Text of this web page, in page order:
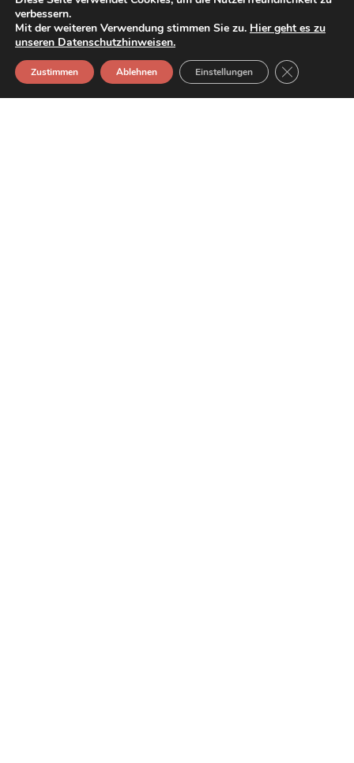
Bestellung
verbessern.
Mit der weiteren Verwendung stimmen Sie zu. Hier geht es zu
unseren Datenschutzhinweisen.
Zustimmen Ablehnen Einstellungen GDPR